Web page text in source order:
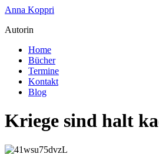
Zum
springen
Anna Koppri
Autorin
Home
Bücher
Termine
Kontakt
Blog
Kriege sind halt